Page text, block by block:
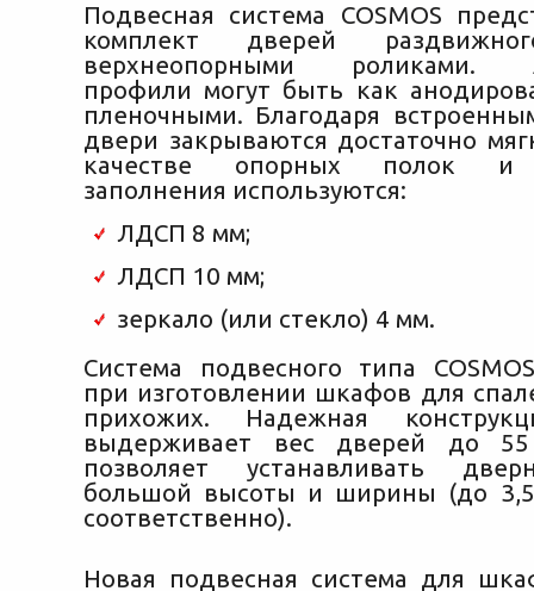
Подвесная система COSMOS
комплект дверей
верхнеопорными роликами.
профили могут быть как
пленочными. Благодаря
двери закрываются достаточно
качестве опорных полок и
заполнения используются:
ЛДСП 8 мм;
ЛДСП 10 мм;
зеркало (или стекло) 4 мм.
Система подвесного типа
при изготовлении шкафов для
прихожих. Надежная
выдерживает вес дверей до
позволяет устанавливать
большой высоты и ширины (до
соответственно).
Новая подвесная система для